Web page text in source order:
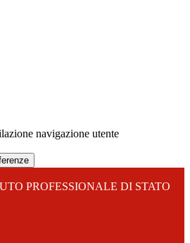
navigazione utente
PROFESSIONALE DI STATO